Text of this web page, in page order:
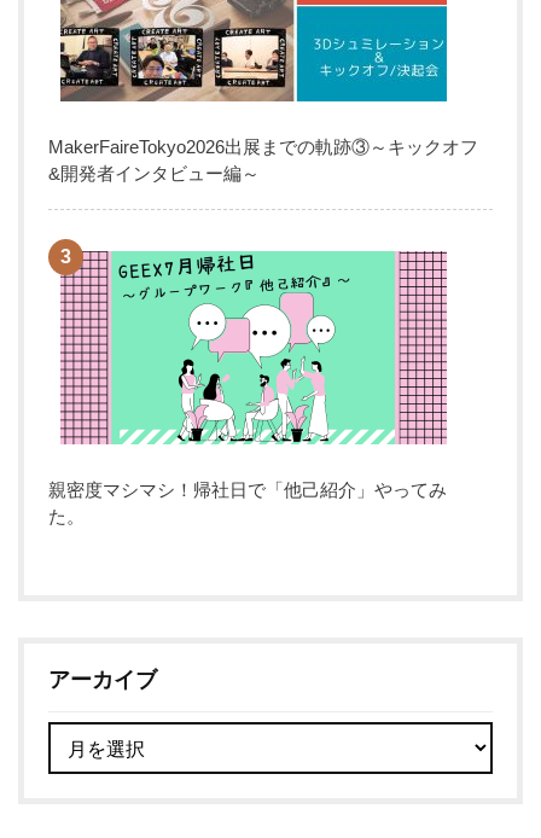
MakerFaireTokyo2026出展までの軌跡③～キックオフ
&開発者インタビュー編～
親密度マシマシ！帰社日で「他己紹介」やってみ
た。
アーカイブ